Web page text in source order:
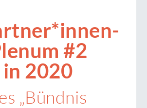
#2
in 2020
„Bündnis